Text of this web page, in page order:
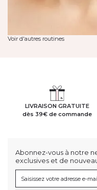
Voir d'autres routines
LIVRAISON GRATUITE
dès 39€ de commande
Abonnez-vous à notre
exclusives et de